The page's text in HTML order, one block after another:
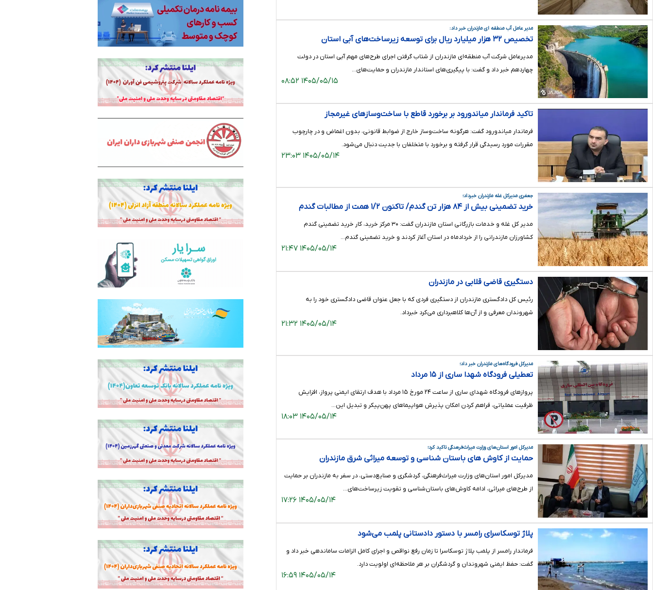
مدیر عامل آب منطقه ای مازندران خبر داد:
تخصیص ۳۲ هزار میلیارد ریال برای توسعه زیرساخت‌های آبی استان
مدیرعامل شرکت آب منطقه‌ای مازندران از شتاب گرفتن اجرای طرح‌های مهم آبی استان در دولت
چهاردهم خبر داد و گفت: با پیگیری‌های استاندار مازندران و حمایت‌های…
۱۴۰۵/۰۵/۱۵ ۰۸:۵۲
تاکید فرماندار میاندورود بر برخورد قاطع با ساخت‌وسازهای غیرمجاز
فرماندار میاندورود گفت: هرگونه ساخت‌وساز خارج از ضوابط قانونی، بدون اغماض و در چارچوب
مقررات مورد رسیدگی قرار گرفته و برخورد با متخلفان با جدیت دنبال می‌شود.
۱۴۰۵/۰۵/۱۴ ۲۳:۰۳
جعفری مدیرکل غله مازندران خبرداد؛
خرید تضمینی بیش از ۸۴ هزار تن گندم/ تاکنون ١/٢ همت از مطالبات گندم
مدیر کل غله و خدمات بازرگانی استان مازندران گفت: ۳۰ مرکز خرید، کار خرید تضمینی گندم
کشاورزان مازندرانی را از خردادماه در استان آغاز کردند و خرید تضمینی گندم…
۱۴۰۵/۰۵/۱۴ ۲۱:۴۷
دستگیری قاضی قلابی در مازندران
رئیس کل دادگستری مازندران از دستگیری فردی که با جعل عنوان قاضی دادگستری خود را به
شهروندان معرفی و از آن‌ها کلاهبرداری می‌کرد خبرداد.
۱۴۰۵/۰۵/۱۴ ۲۱:۳۲
مدیرکل فرودگاه‌های مازندران خبر داد؛
تعطیلی فرودگاه شهدا ساری از ۱۵ مرداد
پروازهای فرودگاه شهدای ساری ‌از ساعت ۲۴ مورخ ۱۵ مرداد ‌با هدف ارتقای ایمنی پرواز، افزایش
ظرفیت عملیاتی، فراهم کردن امکان پذیرش هواپیماهای پهن‌پیکر و تبدیل این…
۱۴۰۵/۰۵/۱۴ ۱۸:۰۳
مدیرکل امور استان‌های وزارت میراث‌فرهنگی تاکید کرد؛
حمایت از کاوش های باستان شناسی و توسعه میراثی شرق مازندران
مدیرکل امور استان‌های وزارت میراث‌فرهنگی، گردشگری و صنایع‌دستی، در سفر به مازندران بر حمایت
از طرح‌های میراثی، ادامه کاوش‌های باستان‌شناسی و تقویت زیرساخت‌های…
۱۴۰۵/۰۵/۱۴ ۱۷:۲۶
پلاژ توسکاسرای رامسر با دستور دادستانی پلمب می‌شود
فرماندار رامسر از پلمب پلاژ توسکاسرا تا زمان رفع نواقص و اجرای کامل الزامات ساماندهی خبر داد و
گفت: حفظ ایمنی شهروندان و گردشگران بر هر ملاحظه‌ای اولویت دارد.
۱۴۰۵/۰۵/۱۴ ۱۶:۵۹